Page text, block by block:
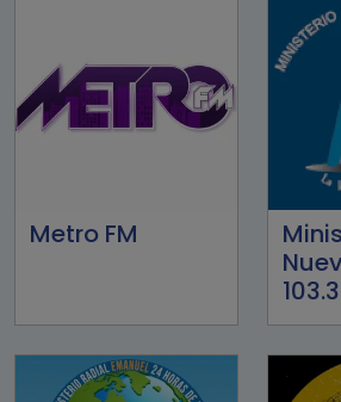
Metro FM